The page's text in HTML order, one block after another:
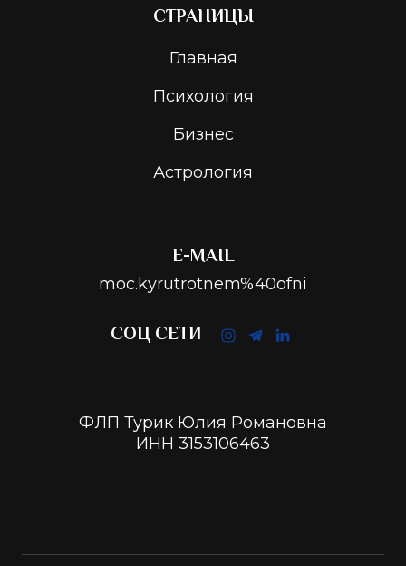
СТРАНИЦЫ
Главная
Психология
Бизнес
Астрология
E-MAIL
moc.kyrutrotnem%40ofni
СОЦ СЕТИ
ФЛП Турик Юлия Романовна
ИНН 3153106463